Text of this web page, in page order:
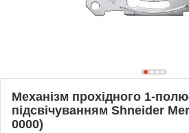
Механізм прохідного 1-
підсвічуванням Shneider
0000)